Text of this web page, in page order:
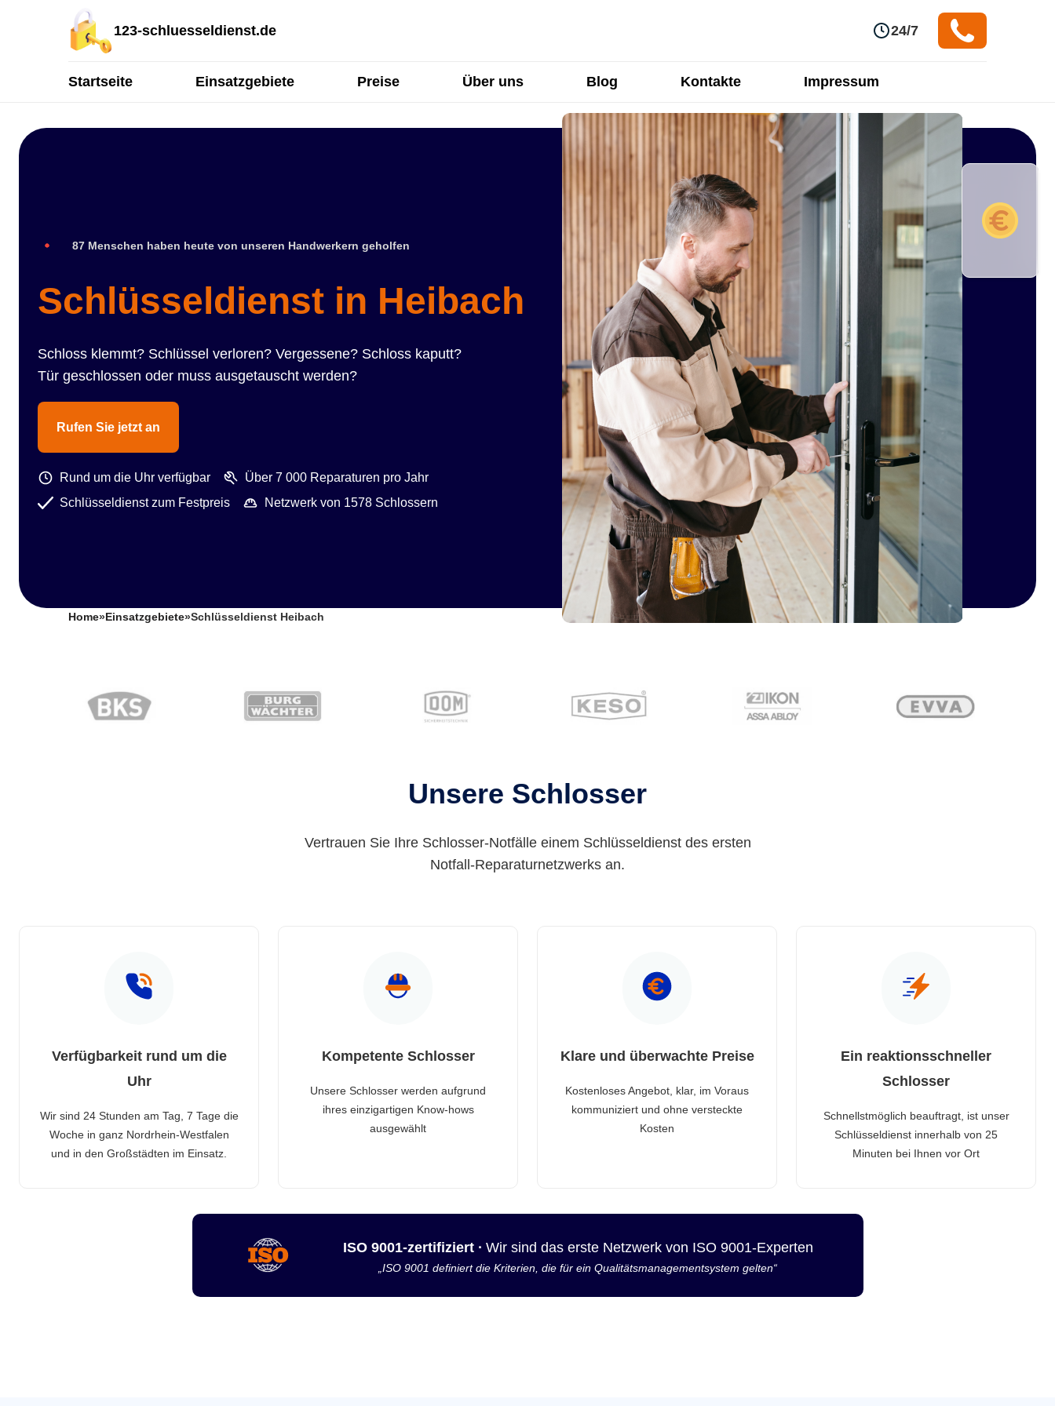
123-schluesseldienst.de 24/7
Startseite Einsatzgebiete Preise Über uns Blog Kontakte Impressum
87 Menschen haben heute von unseren Handwerkern geholfen
Schlüsseldienst in Heibach
Schloss klemmt? Schlüssel verloren? Vergessene? Schloss kaputt?
Tür geschlossen oder muss ausgetauscht werden?
Rufen Sie jetzt an
Rund um die Uhr verfügbar
Über 7 000 Reparaturen pro Jahr
Schlüsseldienst zum Festpreis
Netzwerk von 1578 Schlossern
Home» Einsatzgebiete»Schlüsseldienst Heibach
Unsere Schlosser
Vertrauen Sie Ihre Schlosser-Notfälle einem Schlüsseldienst des ersten
Notfall-Reparaturnetzwerks an.
Verfügbarkeit rund um die
Uhr
Wir sind 24 Stunden am Tag, 7 Tage die
Woche in ganz Nordrhein-Westfalen
und in den Großstädten im Einsatz.
Kompetente Schlosser
Unsere Schlosser werden aufgrund
ihres einzigartigen Know-hows
ausgewählt
Klare und überwachte Preise
Kostenloses Angebot, klar, im Voraus
kommuniziert und ohne versteckte
Kosten
Ein reaktionsschneller
Schlosser
Schnellstmöglich beauftragt, ist unser
Schlüsseldienst innerhalb von 25
Minuten bei Ihnen vor Ort
ISO 9001-zertifiziert · Wir sind das erste Netzwerk von ISO 9001-Experten
„ISO 9001 definiert die Kriterien, die für ein Qualitätsmanagementsystem gelten“